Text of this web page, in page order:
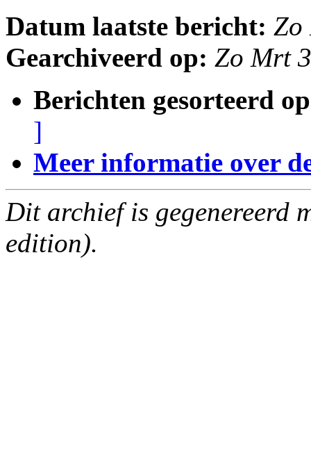
Datum laatste bericht: Zo
Gearchiveerd op: Zo Mrt
Berichten gesorteerd
]
Meer informatie over
Dit archief is gegenereerd
edition).